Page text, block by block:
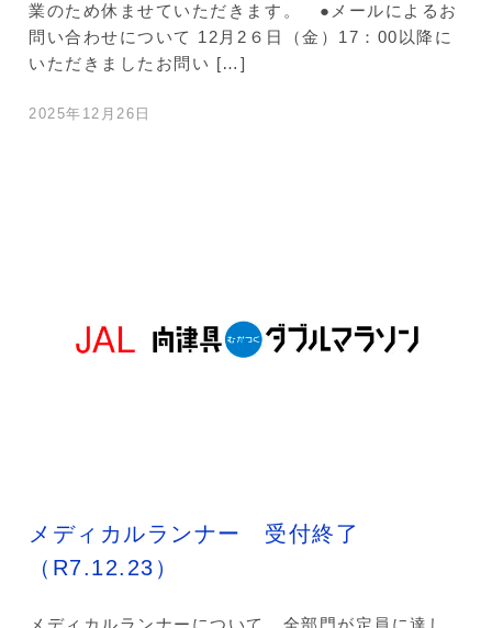
業のため休ませていただきます。 ●メールによるお
問い合わせについて 12月2６日（金）17：00以降に
いただきましたお問い […]
2025年12月26日
メディカルランナー 受付終了
（R7.12.23）